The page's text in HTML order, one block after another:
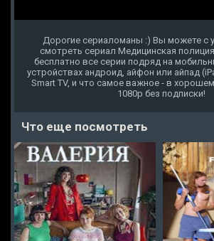
Дорогие сериаломаны :) Вы можете с
смотреть сериал Медицинская
бесплатно все серии подряд на
устройствах андроид, айфон или айпад
Smart TV, и что самое важное - в
1080p без подписки!
Что еще посмотреть